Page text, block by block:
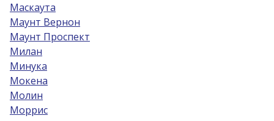
Маскаута
Маунт Вернон
Маунт Проспект
Милан
Минука
Мокена
Молин
Моррис